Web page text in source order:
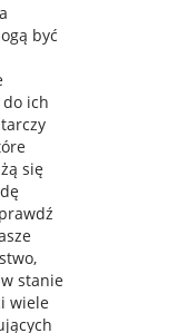
być
ich
się
stanie
wiele